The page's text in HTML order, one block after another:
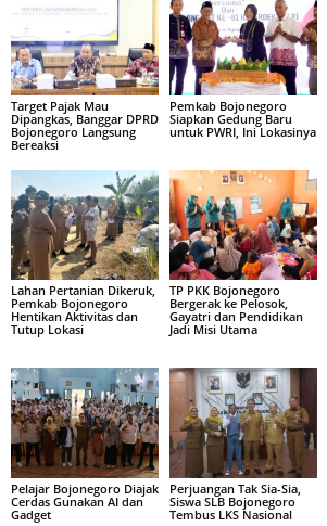
Target Pajak Mau
Dipangkas, Banggar DPRD
Bojonegoro Langsung
Bereaksi
Pemkab Bojonegoro
Siapkan Gedung Baru
untuk PWRI, Ini Lokasinya
Lahan Pertanian Dikeruk,
Pemkab Bojonegoro
Hentikan Aktivitas dan
Tutup Lokasi
TP PKK Bojonegoro
Bergerak ke Pelosok,
Gayatri dan Pendidikan
Jadi Misi Utama
Pelajar Bojonegoro Diajak
Cerdas Gunakan AI dan
Gadget
Perjuangan Tak Sia-Sia,
Siswa SLB Bojonegoro
Tembus LKS Nasional